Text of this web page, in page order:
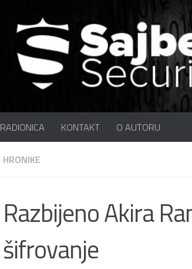
RADIONICA KONTAKT O AUTORU
HRONIKE
Razbijeno Akira
šifrovanje